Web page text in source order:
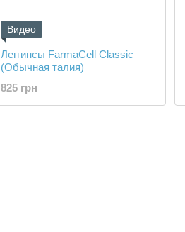
Видео
Леггинсы FarmaCell Classic
(Обычная талия)
825 грн